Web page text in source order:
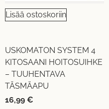
Lisää ostoskoriin
USKOMATON SYSTEM 4
KITOSAANI HOITOSUIHKE
– TUUHENTAVA
TÄSMÄAPU
16,99 €